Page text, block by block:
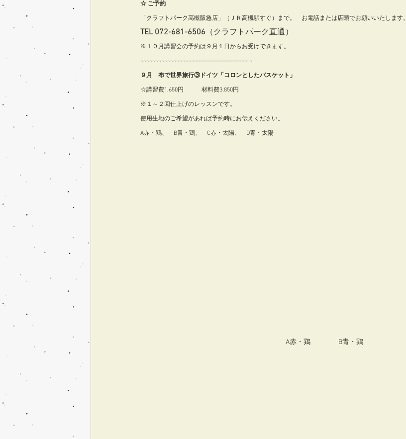
☆ ご予約
「クラフトパーク高槻阪急店」（ＪＲ高槻駅すぐ）まで。　お電話または店頭でお願いいたします。
TEL 072-681-6506 （クラフトパーク直通）
※１０月講習会の予約は９月１日からお受けできます。
~~~~~~~~~~~~~~~~~~~~~~~~~~~~~~~~~~~~ ~
９月　布で世界旅行③ドイツ「コロンとしたバスケット」
☆講習費1,650円　　　材料費3,850円
※１～２回仕上げのレッスンです。
使用生地のご希望があれば予約時にお伝えください。
A赤・鶏、　B青・鶏、　C赤・太陽、　D青・太陽
A赤・鶏　　　　B青・鶏